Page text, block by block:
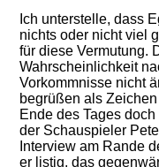
Ich unterstelle, dass
nichts oder nicht viel
für diese Vermutung.
Wahrscheinlichkeit
Vorkommnisse nicht
begrüßen als
Ende des Tages
der Schauspieler
Interview am Rande
er listig, das